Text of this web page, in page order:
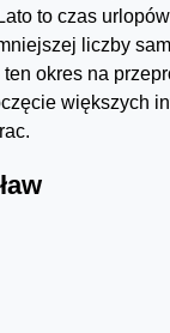
to czas
liczby
okres na
większych